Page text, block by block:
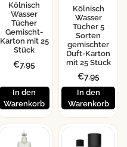
Kölnisch
Wasser
Tücher
Gemischt-
Karton mit 25
Stück
€7.95
In den
Warenkorb
Kölnisch
Wasser
Tücher 5
Sorten
gemischter
Duft-Karton
mit 25 Stück
€7.95
In den
Warenkorb